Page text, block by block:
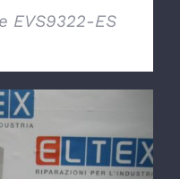
EVS9322-ES